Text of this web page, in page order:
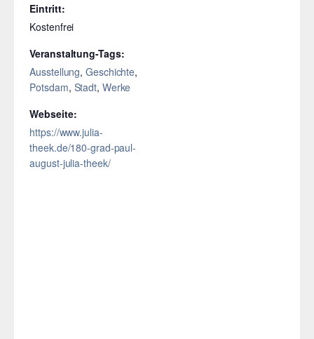
Eintritt:
Kostenfrei
Veranstaltung-Tags:
Ausstellung,Geschichte,
Potsdam, Stadt, Werke
Webseite:
https://www.julia-
theek.de/180-grad-paul-
august-julia-theek/